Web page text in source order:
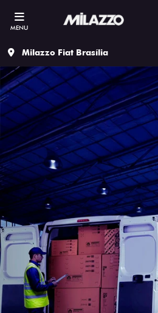
MENU
Milazzo Fiat Brasília
CADASTRE-SE
MAIS
Selecione a versão: